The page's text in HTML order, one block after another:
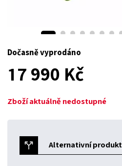
Dočasně vyprodáno
17 990 Kč
Zboží aktuálně nedostupné
Alternativní